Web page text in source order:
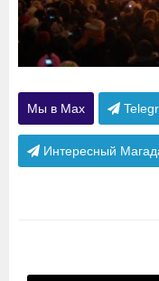
Мы в Max
Интересный